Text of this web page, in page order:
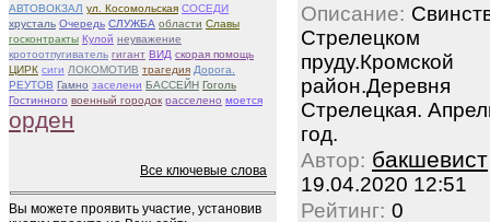
АВТОВОКЗАЛ ул. Косомольская СОСЕДИ
хрусталь Очередь СЛУЖБА области Славы
госконтракты Кулой неуважение
кротоотпугиватель гигант ВИД скорая помощь
ЦИРК сиги ЛОКОМОТИВ трагедия Дорога.
РЕУТОВ Гамно заселени БАССЕЙН Гоголь
Гостинного военный городок расселено моется
орден
Все ключевые слова
Вы можете проявить участие, установив
Описание:
Стрелецком
пруду.Кромской
район.Деревня
Стрелецкая.
год.
Автор: бакшевист
19.04.2020 12:51
Рейтинг: 0